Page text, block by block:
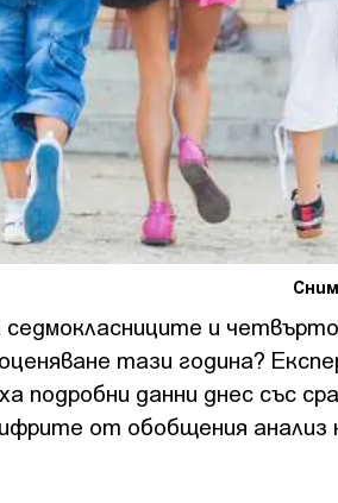
и
тази година?
подробни данни днес със
от обобщения анализ